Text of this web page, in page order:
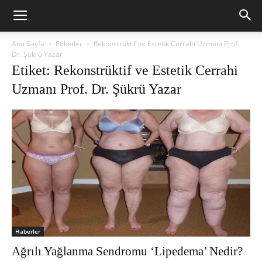
Ana Sayfa Etiketler
Rekonstrüktif ve Estetik Cerrahi Uzmanı Prof.
Dr. Şükrü Yazar
Etiket: Rekonstrüktif ve Estetik Cerrahi
Uzmanı Prof. Dr. Şükrü Yazar
Haberler
Ağrılı Yağlanma Sendromu ‘Lipedema’ Nedir?